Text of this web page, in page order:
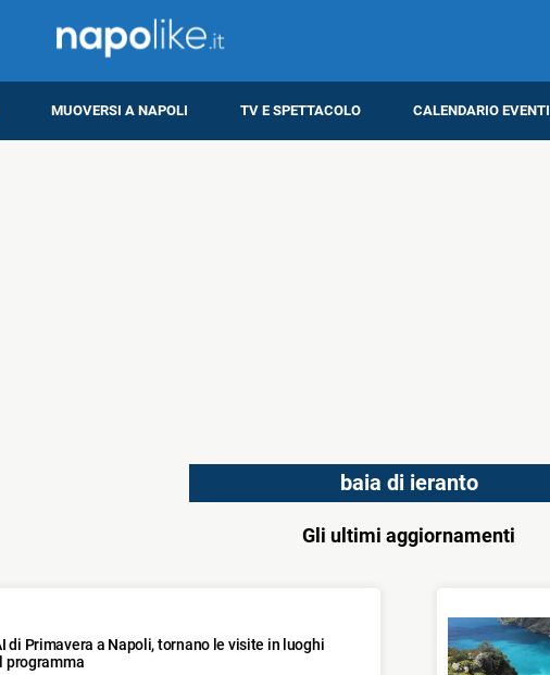
MUOVERSI A NAPOLI TV E SPETTACOLO CALENDARIO EVENTI
baia di ieranto
Gli ultimi aggiornamenti
di Primavera a Napoli, tornano le visite in luoghi
programma